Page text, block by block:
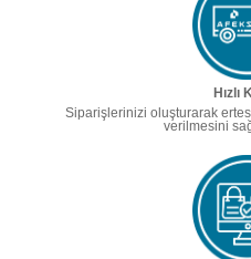
Hızlı
Siparişlerinizi oluşturarak
verilmesini